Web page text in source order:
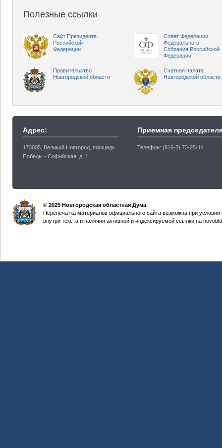
Полезные ссылки
Сайт Президента
Российской
Федерации
Совет Федерации
Федерального
Собрания Российской
Федерации
Правительство
Новгородской области
Счетная палата
Новгородской области
Адрес:
173005, Великий Новгород, площадь
Победы - Софийская, д. 1
Приемная
Телефон: (816-2) 73-25-14
© 2025 Новгородская областная Дума
Перепечатка материалов официального сайта возможна при
внутри текста и наличии активной и индексируемой ссылки на